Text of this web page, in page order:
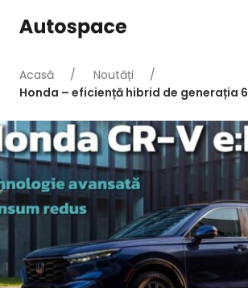
Acasă
Noutăți
Honda – eficiență hibrid de generația 6